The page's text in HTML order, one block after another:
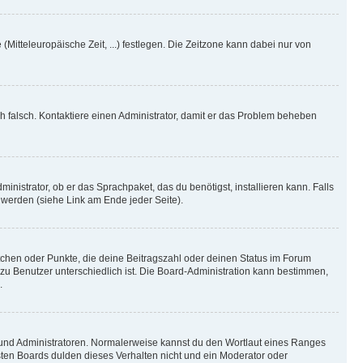
Zeit, ...) festlegen. Die Zeitzone kann dabei nur von
Kontaktiere einen Administrator, damit er das Problem beheben
ob er das Sprachpaket, das du benötigst, installieren kann. Falls
(siehe Link am Ende jeder Seite).
oder Punkte, die deine Beitragszahl oder deinen Status im Forum
Benutzer unterschiedlich ist. Die Board-Administration kann bestimmen,
Administratoren. Normalerweise kannst du den Wortlaut eines Ranges
Boards dulden dieses Verhalten nicht und ein Moderator oder